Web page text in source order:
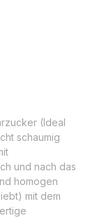
(Ideal
schaumig
und nach das
homogen
mit dem